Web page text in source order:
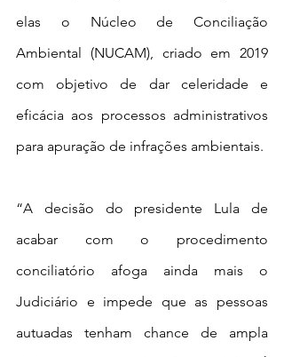
elas o Núcleo de Conciliação
Ambiental (NUCAM), criado em 2019
com objetivo de dar celeridade e
eficácia aos processos administrativos
para apuração de infrações ambientais.
“A decisão do presidente Lula de
acabar com o procedimento
conciliatório afoga ainda mais o
Judiciário e impede que as pessoas
autuadas tenham chance de ampla